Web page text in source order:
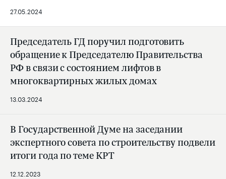
27.05.2024
13.03.2024
Председатель ГД поручил подготовить
обращение к Председателю Правительства
РФ в связи с состоянием лифтов в
многоквартирных жилых домах
12.12.2023
В Государственной Думе на заседании
экспертного совета по строительству подвели
итоги года по теме КРТ